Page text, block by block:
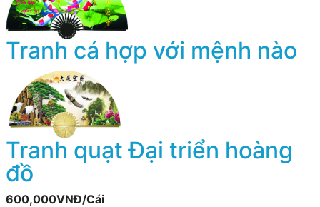
Tranh cá hợp với mệnh nào
Tranh quạt Đại triển hoàng
đồ
600,000VNĐ/Cái